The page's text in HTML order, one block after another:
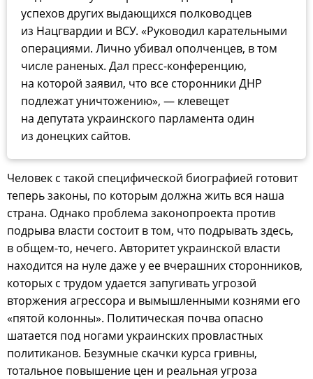
успехов других выдающихся полководцев
из Нацгвардии и ВСУ. «Руководил карательными
операциями. Лично убивал ополченцев, в том
числе раненых. Дал пресс-конференцию,
на которой заявил, что все сторонники ДНР
подлежат уничтожению», — клевещет
на депутата украинского парламента один
из донецких сайтов.
Человек с такой специфической биографией готовит
теперь законы, по которым должна жить вся наша
страна. Однако проблема законопроекта против
подрыва власти состоит в том, что подрывать здесь,
в общем-то, нечего. Авторитет украинской власти
находится на нуле даже у ее вчерашних сторонников,
которых с трудом удается запугивать угрозой
вторжения агрессора и вымышленными кознями его
«пятой колонны». Политическая почва опасно
шатается под ногами украинских провластных
политиканов. Безумные скачки курса гривны,
тотальное повышение цен и реальная угроза